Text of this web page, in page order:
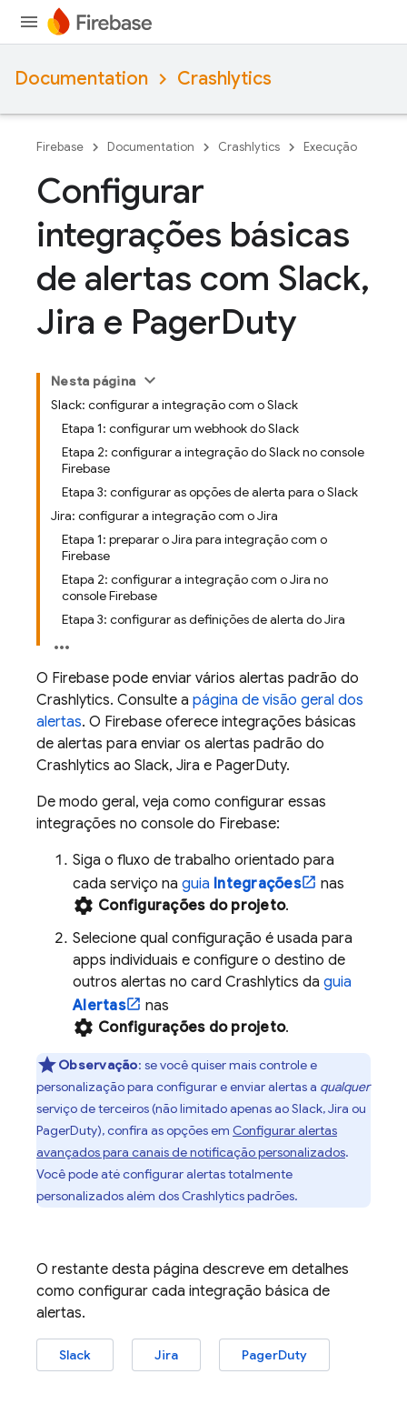
Documentation Crashlytics
Firebase Documentation Crashlytics Execução
Configurar
integrações básicas
de alertas com Slack,
Jira e PagerDuty
Nesta página
Slack: configurar a integração com o Slack
Etapa 1: configurar um webhook do Slack
Etapa 2: configurar a integração do Slack no console
Firebase
Etapa 3: configurar as opções de alerta para o Slack
Jira: configurar a integração com o Jira
Etapa 1: preparar o Jira para integração com o
Firebase
Etapa 2: configurar a integração com o Jira no
console Firebase
Etapa 3: configurar as definições de alerta do Jira
O Firebase pode enviar vários alertas padrão do
Crashlytics. Consulte a página de visão geral dos
alertas. O Firebase oferece integrações básicas
de alertas para enviar os alertas padrão do
Crashlytics ao Slack, Jira e PagerDuty.
De modo geral, veja como configurar essas
integrações no console do Firebase:
Siga o fluxo de trabalho orientado para
cada serviço na guia Integrações nas
settings Configurações do projeto.
Selecione qual configuração é usada para
apps individuais e configure o destino de
outros alertas no card Crashlytics da guia
Alertas
nas
settings Configurações do projeto.
Observação: se você quiser mais controle e
personalização para configurar e enviar alertas a qualquer
serviço de terceiros (não limitado apenas ao Slack, Jira ou
PagerDuty), confira as opções em Configurar alertas
avançados para canais de notificação personalizados.
Você pode até configurar alertas totalmente
personalizados além dos Crashlyticspadrões.
O restante desta página descreve em detalhes
como configurar cada integração básica de
alertas.
Slack Jira PagerDuty